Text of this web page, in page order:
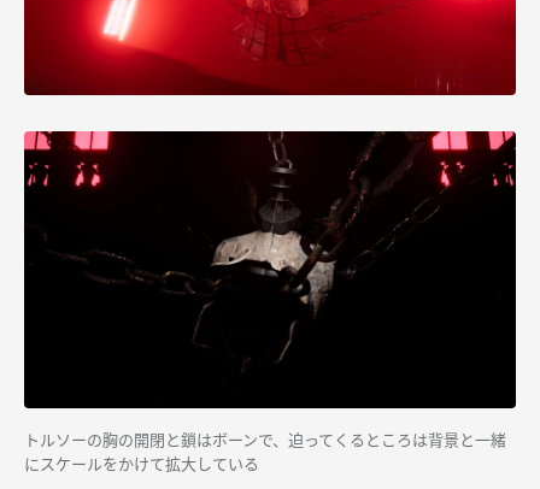
トルソーの胸の開閉と鎖はボーンで、迫ってくるところは背景と一緒
にスケールをかけて拡大している